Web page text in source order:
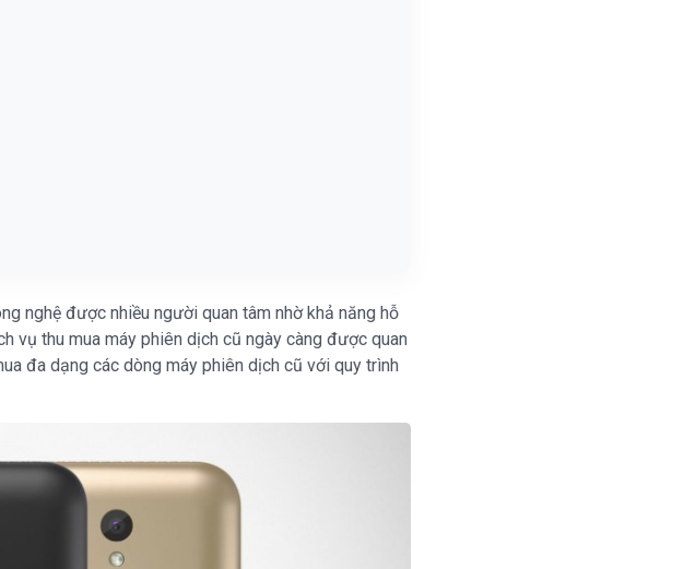
nghệ được nhiều người quan tâm nhờ khả năng hỗ
vụ thu mua máy phiên dịch cũ ngày càng được quan
đa dạng các dòng máy phiên dịch cũ với quy trình